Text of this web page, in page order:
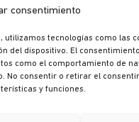
consentimiento
utilizamos tecnologías como las
del dispositivo. El
como el comportamiento de
No consentir o retirar el
y funciones.